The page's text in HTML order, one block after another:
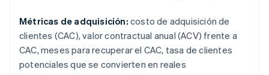
Métricas de adquisición: costo de adquisición de
clientes (CAC), valor contractual anual (ACV) frente a
CAC, meses para recuperar el CAC, tasa de clientes
potenciales que se convierten en reales